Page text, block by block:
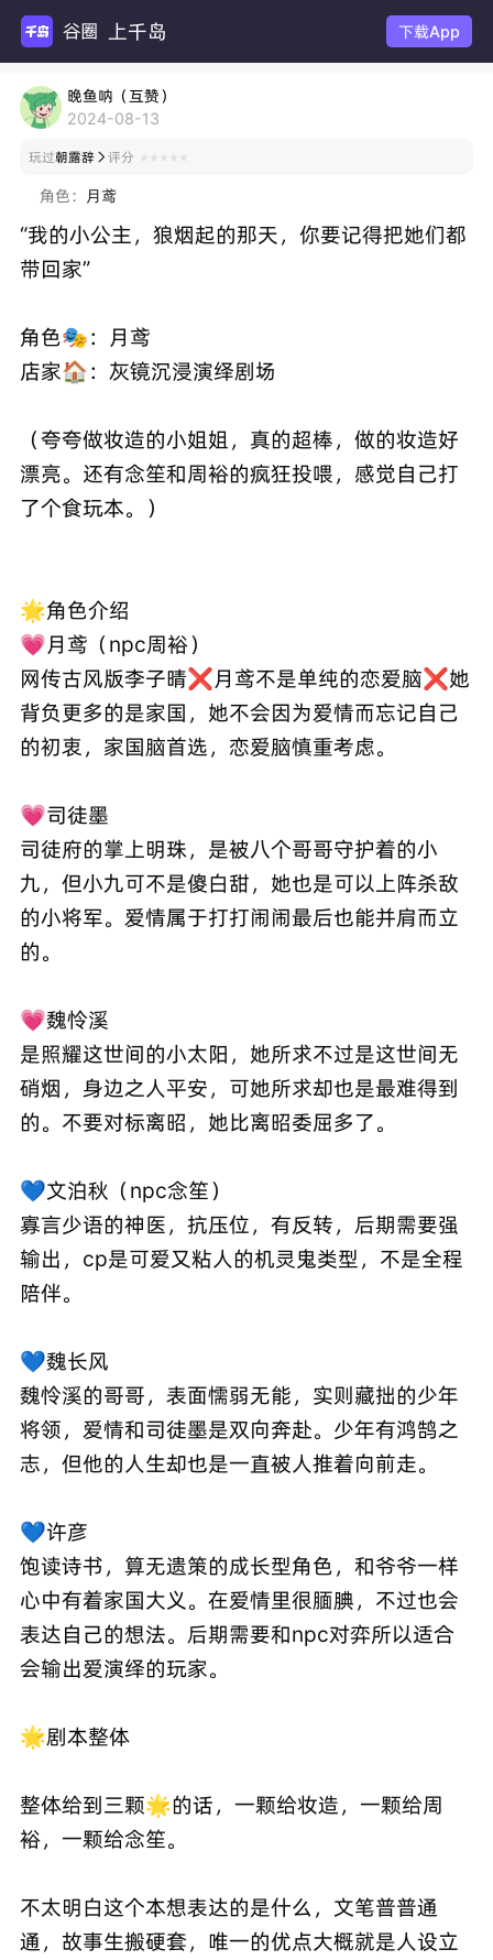
谷圈扩 上千岛 下载App
晚鱼呐（互赞）
2024-08-13
玩过朝露辞 评分
角色： 月鸢
“我的小公主，狼烟起的那天，你要记得把她们都
带回家”
角色🎭：月鸢
店家🏠：灰镜沉浸演绎剧场
（夸夸做妆造的小姐姐，真的超棒，做的妆造好
漂亮。还有念笙和周裕的疯狂投喂，感觉自己打
了个食玩本。）
🌟角色介绍
💗月鸢（npc周裕）
网传古风版李子晴❌月鸢不是单纯的恋爱脑❌她
背负更多的是家国，她不会因为爱情而忘记自己
的初衷，家国脑首选，恋爱脑慎重考虑。
💗司徒墨
司徒府的掌上明珠，是被八个哥哥守护着的小
九，但小九可不是傻白甜，她也是可以上阵杀敌
的小将军。爱情属于打打闹闹最后也能并肩而立
的。
💗魏怜溪
是照耀这世间的小太阳，她所求不过是这世间无
硝烟，身边之人平安，可她所求却也是最难得到
的。不要对标离昭，她比离昭委屈多了。
💙文泊秋（npc念笙）
寡言少语的神医，抗压位，有反转，后期需要强
输出，cp是可爱又粘人的机灵鬼类型，不是全程
陪伴。
💙魏长风
魏怜溪的哥哥，表面懦弱无能，实则藏拙的少年
将领，爱情和司徒墨是双向奔赴。少年有鸿鹄之
志，但他的人生却也是一直被人推着向前走。
💙许彦
饱读诗书，算无遗策的成长型角色，和爷爷一样
心中有着家国大义。在爱情里很腼腆，不过也会
表达自己的想法。后期需要和npc对弈所以适合
会输出爱演绎的玩家。
🌟剧本整体
整体给到三颗🌟的话，一颗给妆造，一颗给周
裕，一颗给念笙。
不太明白这个本想表达的是什么，文笔普普通
通，故事生搬硬套，唯一的优点大概就是人设立